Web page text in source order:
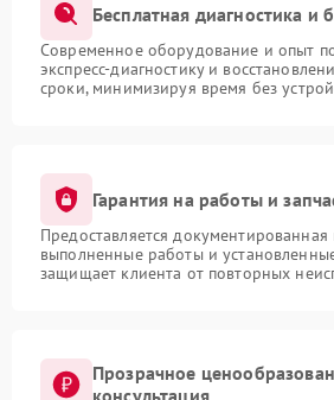
Бесплатная диагностика и
Современное оборудование и опыт
экспресс-диагностику и
сроки, минимизируя время без
Гарантия на работы и
Предоставляется документированная
выполненные работы и
защищает клиента от повторных
Прозрачное